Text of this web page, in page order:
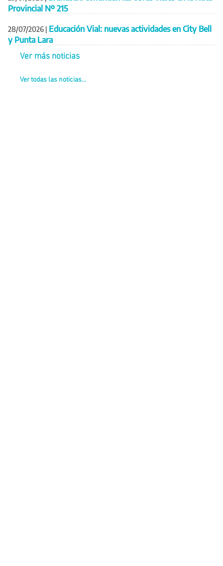
Provincial Nº 215
28/07/2026 | Educación Vial: nuevas actividades en City Bell
y Punta Lara
Ver más noticias
Ver todas las noticias...